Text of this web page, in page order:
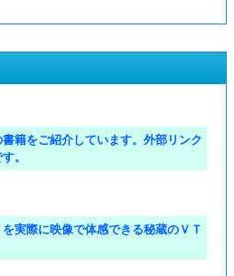
籍をご紹介しています。外部リンク
。
を実際に映像で体感できる秘蔵のＶＴ